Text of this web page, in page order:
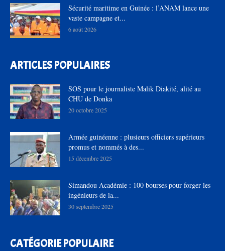
Sécurité maritime en Guinée : l’ANAM lance une
vaste campagne et...
6 août 2026
ARTICLES POPULAIRES
SOS pour le journaliste Malik Diakité, alité au
CHU de Donka
20 octobre 2025
Armée guinéenne : plusieurs officiers supérieurs
promus et nommés à des...
15 décembre 2025
Simandou Académie : 100 bourses pour forger les
ingénieurs de la...
30 septembre 2025
CATÉGORIE POPULAIRE